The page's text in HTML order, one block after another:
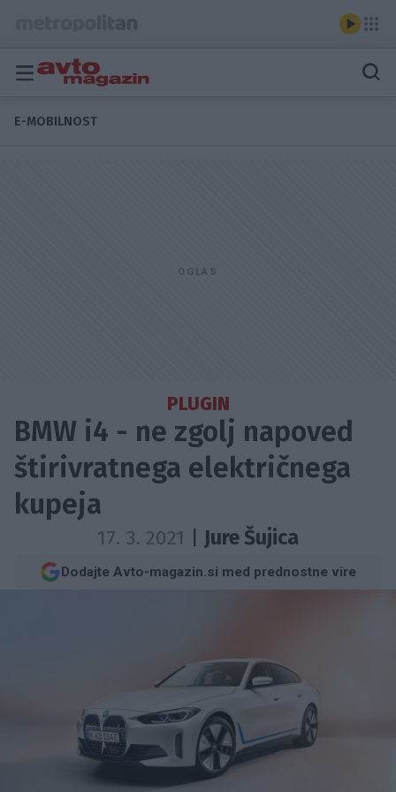
E-MOBILNOST
PLUGIN
BMW i4 - ne zgolj napoved
štirivratnega električnega
kupeja
17. 3. 2021 Jure Šujica
Dodajte Avto-magazin.si med prednostne vire